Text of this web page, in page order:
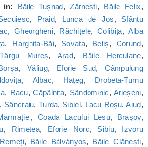
in: Băile Tușnad,Zărnești, Băile Felix,
, Praid, Lunca de Jos, Sfântu
,Gheorgheni, Răchițele,Colibița, Alba
, Harghita-Băi, Sovata, Beliș, Corund,
Târgu Mureș, Arad, Băile Herculane,
,Văliug, Eforie Sud,Câmpulung
, Albac, Hațeg, Drobeta-Turnu
, Racu,Căpâlnița, Sândominic,Arieșeni,
, Sâncraiu, Turda, Sibiel, Lacu Roșu,Aiud,
,Coada Lacului Lesu, Brașov,
, Rimetea, Eforie Nord, Sibiu, Izvoru
Remeți, Băile Bálványos, Băile Olănești,